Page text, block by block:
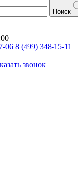
Поиск
06 8 (499) 348-15-11
звонок